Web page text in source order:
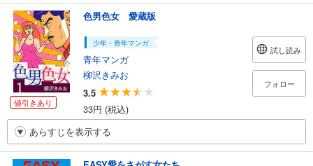
値引きあり
色男色女 愛蔵版
少年・青年マンガ
青年マンガ
柳沢きみお
3.5
33円 (税込)
試し読み
フォロー
あらすじを表示する